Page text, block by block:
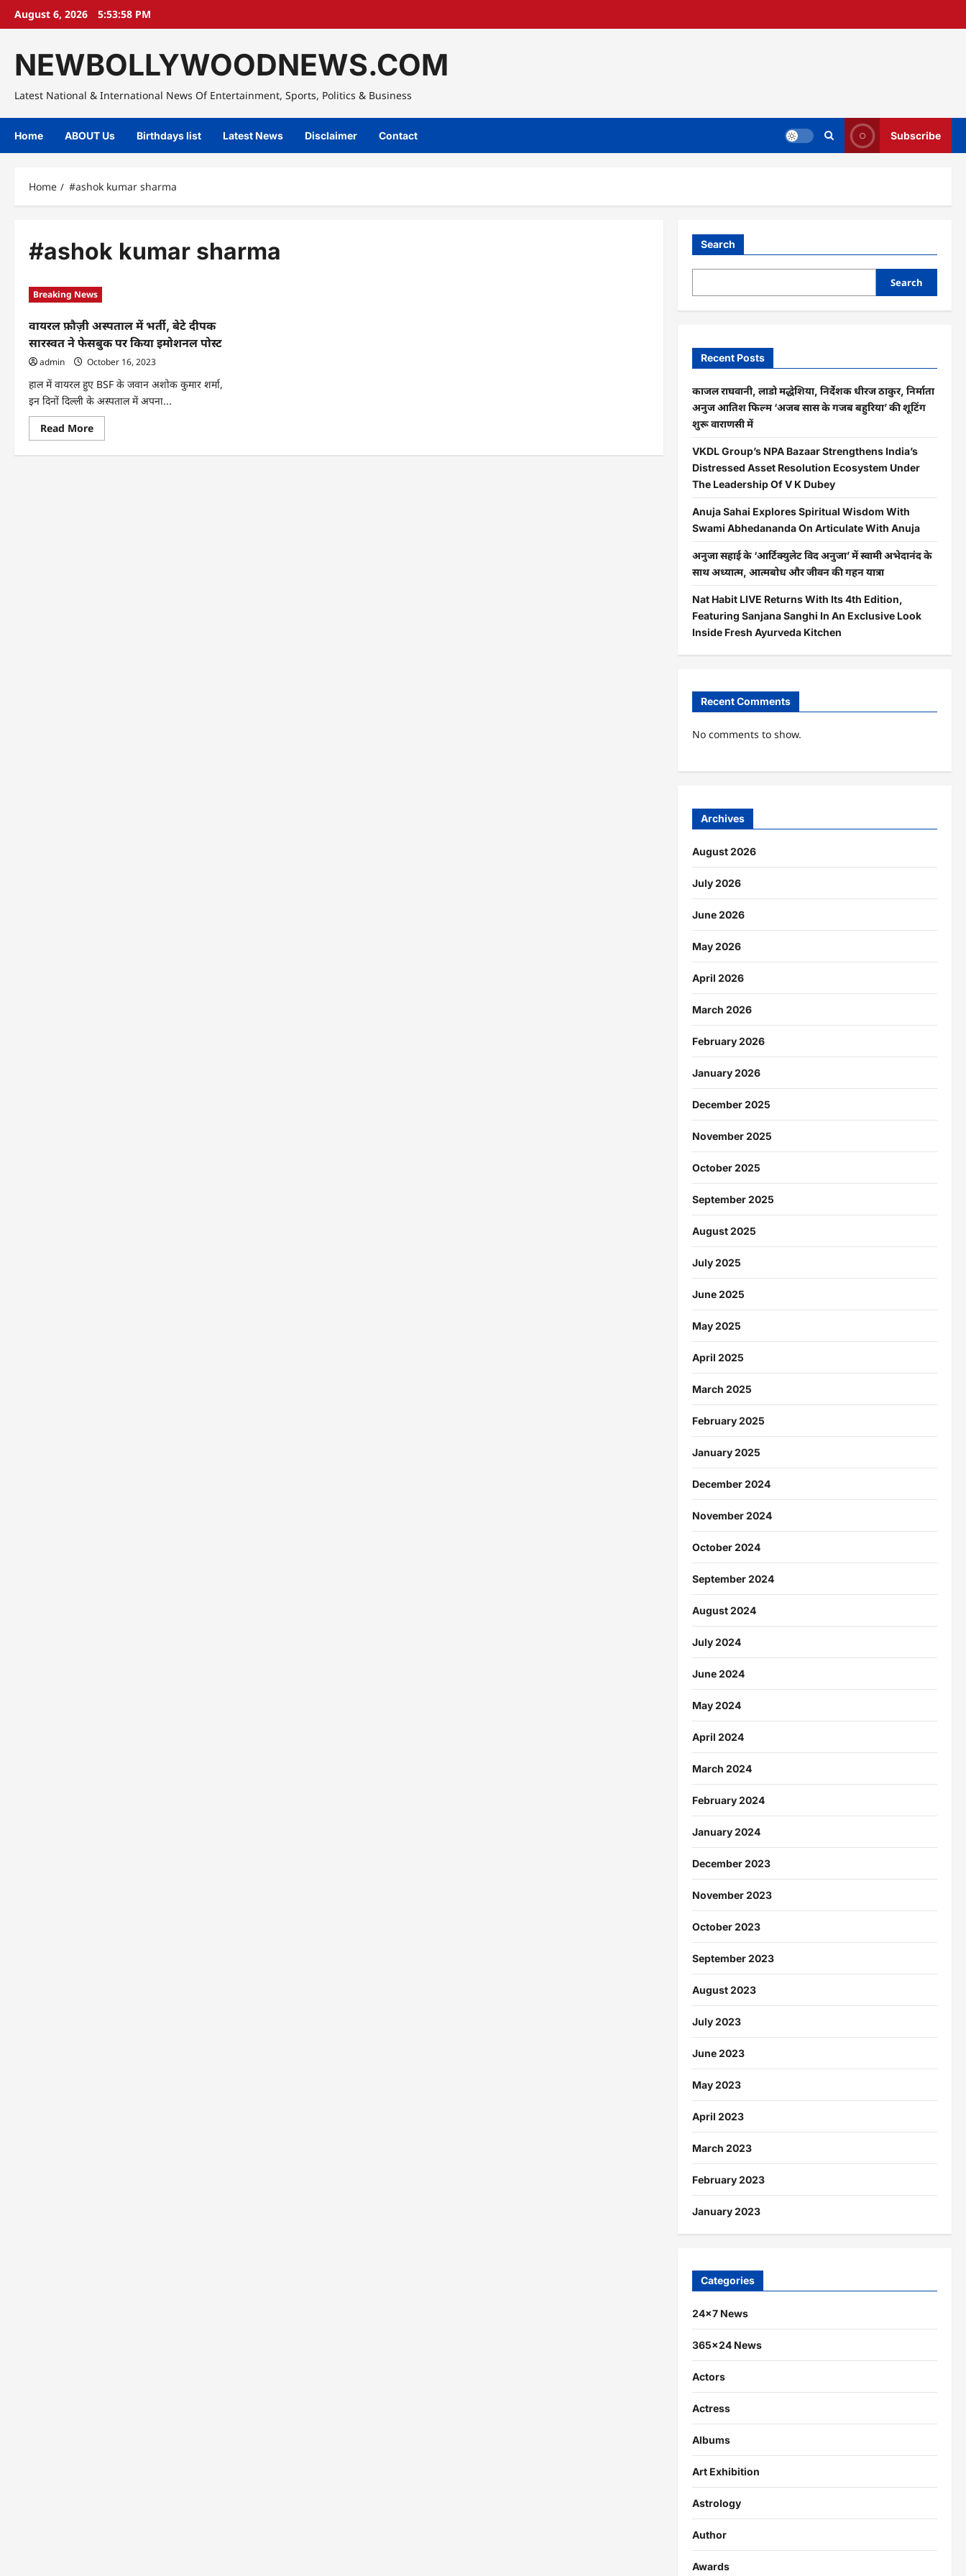
SkipAugust 6, 2026 5:53:59 PM
NEWBOLLYWOODNEWS.COM
Latest National & International News Of Entertainment, Sports, Politics & Business
Home ABOUT Us Birthdays list Latest News Disclaimer Contact Subscribe
Home #ashok kumar sharma
#ashok kumar sharma
Breaking News
वायरल फ़ौज़ी अस्पताल में भर्ती, बेटे दीपक
सारस्वत ने फेसबुक पर किया इमोशनल पोस्ट
admin October 16, 2023
हाल में वायरल हुए BSF के जवान अशोक कुमार शर्मा,
इन दिनों दिल्ली के अस्पताल में अपना...
Read MoreRead
more
वायरल
Search
Search
Recent Posts
काजल राघवानी, लाडो मद्धेशिया, निर्देशक धीरज ठाकुर, निर्माता
अनुज आतिश फिल्म ‘अजब सास के गजब बहुरिया’ की शूटिंग
शुरू वाराणसी में
VKDL Group’s NPA Bazaar Strengthens India’s
Distressed Asset Resolution Ecosystem Under
The Leadership Of V K Dubey
Anuja Sahai Explores Spiritual Wisdom With
Swami Abhedananda On Articulate With Anuja
अनुजा सहाई के ‘आर्टिक्युलेट विद अनुजा’ में स्वामी अभेदानंद के
साथ अध्यात्म, आत्मबोध और जीवन की गहन यात्रा
Nat Habit LIVE Returns With Its 4th Edition,
Featuring Sanjana Sanghi In An Exclusive Look
Inside Fresh Ayurveda Kitchen
Recent Comments
No comments to show.
Archives
August 2026
July 2026
June 2026
May 2026
April 2026
March 2026
February 2026
January 2026
December 2025
November 2025
October 2025
September 2025
August 2025
July 2025
June 2025
May 2025
April 2025
March 2025
February 2025
January 2025
December 2024
November 2024
October 2024
September 2024
August 2024
July 2024
June 2024
May 2024
April 2024
March 2024
February 2024
January 2024
December 2023
November 2023
October 2023
September 2023
August 2023
July 2023
June 2023
May 2023
April 2023
March 2023
February 2023
January 2023
Categories
24×7 News
365×24 News
Actors
Actress
Albums
Art Exhibition
Astrology
Author
Awards